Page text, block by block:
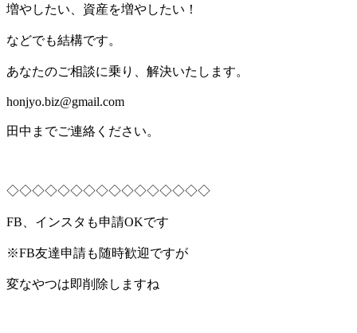
増やしたい、資産を増やしたい！
などでも結構です。
あなたのご相談に乗り、解決いたします。
honjyo.biz@gmail.com
田中までご連絡ください。
◇◇◇◇◇◇◇◇◇◇◇◇◇◇◇◇
FB、インスタも申請OKです
※FB友達申請も随時歓迎ですが
変なやつは即削除しますね